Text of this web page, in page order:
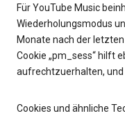
Für YouTube Music
Wiederholungsmodus
Monate nach der
Cookie „pm_sess“ hilft
aufrechtzuerhalten,
Cookies und ähnliche